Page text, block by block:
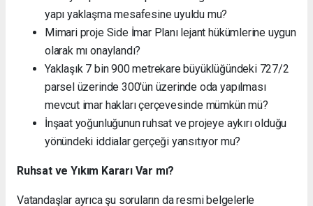
yapı yaklaşma mesafesine uyuldu mu?
Mimari proje Side İmar Planı lejant hükümlerine uygun
olarak mı onaylandı?
Yaklaşık 7 bin 900 metrekare büyüklüğündeki 727/2
parsel üzerinde 300'ün üzerinde oda yapılması
mevcut imar hakları çerçevesinde mümkün mü?
İnşaat yoğunluğunun ruhsat ve projeye aykırı olduğu
yönündeki iddialar gerçeği yansıtıyor mu?
Ruhsat ve Yıkım Kararı Var mı?
Vatandaşlar ayrıca şu soruların da resmi belgelerle